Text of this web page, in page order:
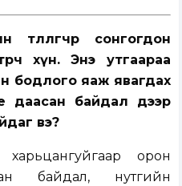
сонгогдон
хүн. Энэ утгаараа
бодлого яаж явагдах
даасан байдал дээр
вэ?
орон
байдал, нутгийн